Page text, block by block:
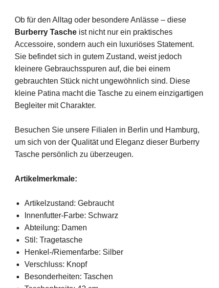
Ob für den Alltag oder besondere Anlässe – diese
Burberry Tasche ist nicht nur ein praktisches
Accessoire, sondern auch ein luxuriöses Statement.
Sie befindet sich in gutem Zustand, weist jedoch
kleinere Gebrauchsspuren auf, die bei einem
gebrauchten Stück nicht ungewöhnlich sind. Diese
kleine Patina macht die Tasche zu einem einzigartigen
Begleiter mit Charakter.
Besuchen Sie unsere Filialen in Berlin und Hamburg,
um sich von der Qualität und Eleganz dieser Burberry
Tasche persönlich zu überzeugen.
Artikelmerkmale:
Artikelzustand: Gebraucht
Innenfutter-Farbe: Schwarz
Abteilung: Damen
Stil: Tragetasche
Henkel-/Riemenfarbe: Silber
Verschluss: Knopf
Besonderheiten: Taschen